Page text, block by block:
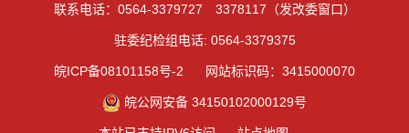
联系电话：0564-3379727 3378117（发改委窗口）
驻委纪检组电话: 0564-3379375
皖ICP备08101158号-2 网站标识码：3415000070
皖公网安备 34150102000129号